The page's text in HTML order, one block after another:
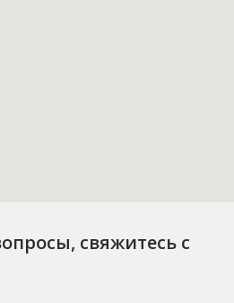
свяжитесь с